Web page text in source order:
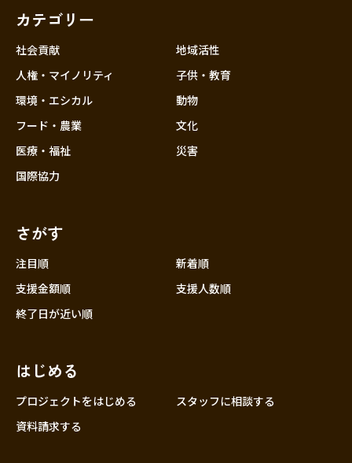
カテゴリー
社会貢献
人権・マイノリティ
環境・エシカル
フード・農業
医療・福祉
国際協力
地域活性
子供・教育
動物
文化
災害
さがす
注目順
新着順
支援金額順
支援人数順
終了日が近い順
はじめる
プロジェクトをはじめる
スタッフに相談する
資料請求する